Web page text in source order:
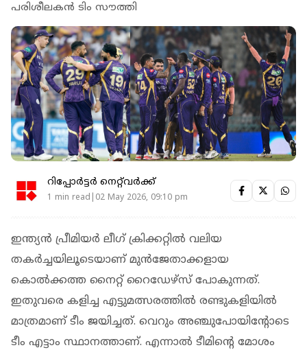
പരിശീലകന്‍ ടിം സൗത്തി
റിപ്പോർട്ടർ നെറ്റ്‌വര്‍ക്ക്‌
1 min read|02 May 2026, 09:10 pm
ഇന്ത്യന്‍ പ്രീമിയര്‍ ലീഗ് ക്രിക്കറ്റില്‍ വലിയ
തകര്‍ച്ചയിലൂടെയാണ് മുന്‍ജേതാക്കളായ
കൊല്‍ക്കത്ത നൈറ്റ് റൈഡേഴ്‌സ് പോകുന്നത്.
ഇതുവരെ കളിച്ച എട്ടുമത്സരത്തില്‍ രണ്ടുകളിയില്‍
മാത്രമാണ് ടീം ജയിച്ചത്. വെറും അഞ്ചുപോയിന്റോടെ
ടീം എട്ടാം സ്ഥാനത്താണ്. എന്നാല്‍ ടീമിന്റെ മോശം